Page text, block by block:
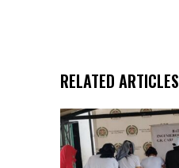
RELATED ARTICLES